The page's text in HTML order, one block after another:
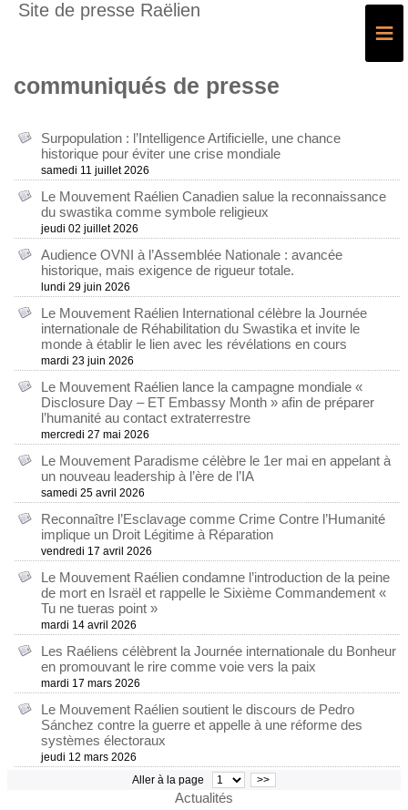
Site de presse Raëlien
≡
communiqués de presse
Surpopulation : l’Intelligence Artificielle, une chance
historique pour éviter une crise mondiale
samedi 11 juillet 2026
Le Mouvement Raélien Canadien salue la reconnaissance
du swastika comme symbole religieux
jeudi 02 juillet 2026
Audience OVNI à l’Assemblée Nationale : avancée
historique, mais exigence de rigueur totale.
lundi 29 juin 2026
Le Mouvement Raélien International célèbre la Journée
internationale de Réhabilitation du Swastika et invite le
monde à établir le lien avec les révélations en cours
mardi 23 juin 2026
Le Mouvement Raélien lance la campagne mondiale «
Disclosure Day – ET Embassy Month » afin de préparer
l’humanité au contact extraterrestre
mercredi 27 mai 2026
Le Mouvement Paradisme célèbre le 1er mai en appelant à
un nouveau leadership à l’ère de l’IA
samedi 25 avril 2026
Reconnaître l’Esclavage comme Crime Contre l’Humanité
implique un Droit Légitime à Réparation
vendredi 17 avril 2026
Le Mouvement Raélien condamne l’introduction de la peine
de mort en Israël et rappelle le Sixième Commandement «
Tu ne tueras point »
mardi 14 avril 2026
Les Raéliens célèbrent la Journée internationale du Bonheur
en promouvant le rire comme voie vers la paix
mardi 17 mars 2026
Le Mouvement Raélien soutient le discours de Pedro
Sánchez contre la guerre et appelle à une réforme des
systèmes électoraux
jeudi 12 mars 2026
Aller à la page
>>
Actualités